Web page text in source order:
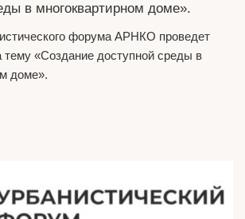
в многоквартирном доме».
форума АРНКО проведет
тему «Создание доступной среды в
доме».